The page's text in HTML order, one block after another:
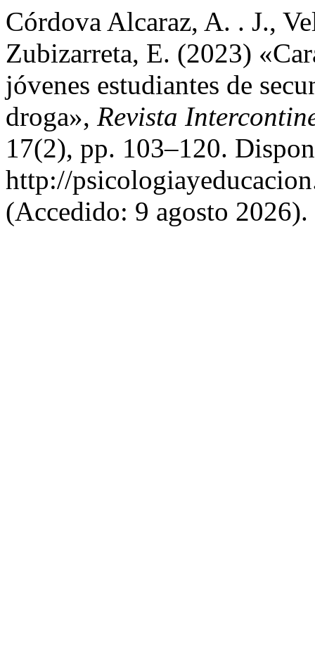
Córdova Alcaraz, A. . J.,
Zubizarreta, E. (2023)
jóvenes estudiantes de
droga», Revista
17(2), pp. 103–120.
http://
(Accedido: 9 agosto 2026).